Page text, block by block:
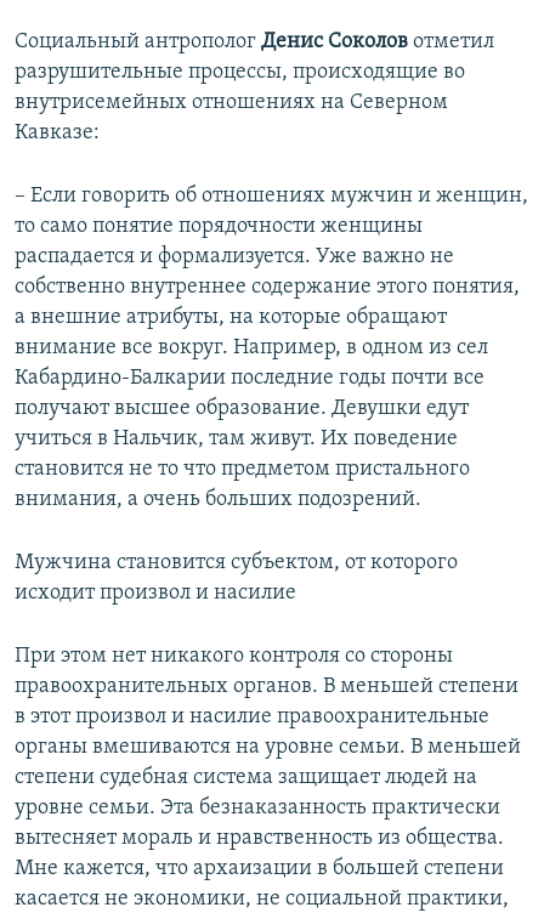
Социальный антрополог Денис Соколов отметил
разрушительные процессы, происходящие во
внутрисемейных отношениях на Северном
Кавказе:
– Если говорить об отношениях мужчин и женщин,
то само понятие порядочности женщины
распадается и формализуется. Уже важно не
собственно внутреннее содержание этого понятия,
а внешние атрибуты, на которые обращают
внимание все вокруг. Например, в одном из сел
Кабардино-Балкарии последние годы почти все
получают высшее образование. Девушки едут
учиться в Нальчик, там живут. Их поведение
становится не то что предметом пристального
внимания, а очень больших подозрений.
Мужчина становится субъектом, от которого
исходит произвол и насилие
При этом нет никакого контроля со стороны
правоохранительных органов. В меньшей степени
в этот произвол и насилие правоохранительные
органы вмешиваются на уровне семьи. В меньшей
степени судебная система защищает людей на
уровне семьи. Эта безнаказанность практически
вытесняет мораль и нравственность из общества.
Мне кажется, что архаизации в большей степени
касается не экономики, не социальной практики,